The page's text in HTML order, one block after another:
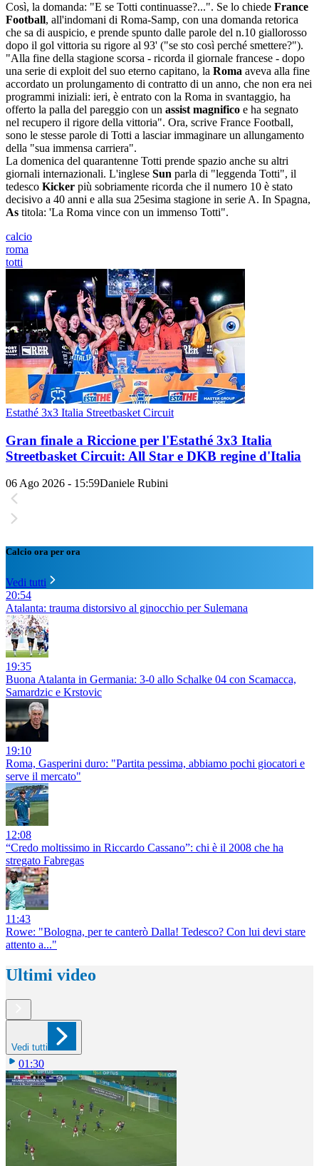
Così, la domanda: "E se Totti continuasse?...". Se lo chiede France
Football, all'indomani di Roma-Samp, con una domanda retorica
che sa di auspicio, e prende spunto dalle parole del n.10 giallorosso
dopo il gol vittoria su rigore al 93' ("se sto così perché smettere?").
"Alla fine della stagione scorsa - ricorda il giornale francese - dopo
una serie di exploit del suo eterno capitano, la Roma aveva alla fine
accordato un prolungamento di contratto di un anno, che non era nei
programmi iniziali: ieri, è entrato con la Roma in svantaggio, ha
offerto la palla del pareggio con un assist magnifico e ha segnato
nel recupero il rigore della vittoria". Ora, scrive France Football,
sono le stesse parole di Totti a lasciar immaginare un allungamento
della "sua immensa carriera".
La domenica del quarantenne Totti prende spazio anche su altri
giornali internazionali. L'inglese Sun parla di "leggenda Totti", il
tedesco Kicker più sobriamente ricorda che il numero 10 è stato
decisivo a 40 anni e alla sua 25esima stagione in serie A. In Spagna,
As titola: 'La Roma vince con un immenso Totti".
calcio
roma
totti
Estathé 3x3 Italia Streetbasket Circuit
Gran finale a Riccione per l'Estathé 3x3 Italia
Streetbasket Circuit: All Star e DKB regine d'Italia
06 Ago 2026 - 15:59Daniele Rubini
Calcio ora per ora
Vedi tutti
20:54
Atalanta: trauma distorsivo al ginocchio per Sulemana
19:35
Buona Atalanta in Germania: 3-0 allo Schalke 04 con Scamacca,
Samardzic e Krstovic
19:10
Roma, Gasperini duro: "Partita pessima, abbiamo pochi giocatori e
serve il mercato"
12:08
“Credo moltissimo in Riccardo Cassano”: chi è il 2008 che ha
stregato Fabregas
11:43
Rowe: "Bologna, per te canterò Dalla! Tedesco? Con lui devi stare
attento a..."
Ultimi video
Vedi tutti
01:30